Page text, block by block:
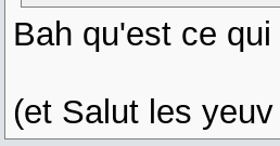
Bah qu'est ce
(et Salut les